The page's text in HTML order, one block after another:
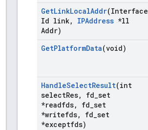
GetLinkLocalAddr(Interface
Id link, IPAddress *ll
Addr)
GetPlatformData(void)
HandleSelectResult(int
selectRes, fd set
*readfds, fd set
*writefds, fd set
*exceptfds)